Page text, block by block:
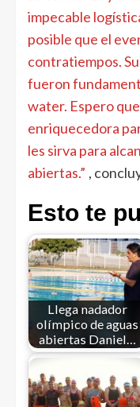
impecable
posible que el
contratiempos.
fueron
water. Espero
enriquecedora
les sirva para
abiertas.” ,
Esto te
Llega nadador
olímpico de aguas
abiertas Daniel…